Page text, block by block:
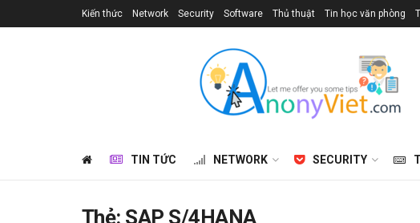
Kiến thức Network Security Software Thủ thuật Tin học văn phòng
TIN TỨC NETWORK SECURITY
Thẻ: SAP S/4HANA